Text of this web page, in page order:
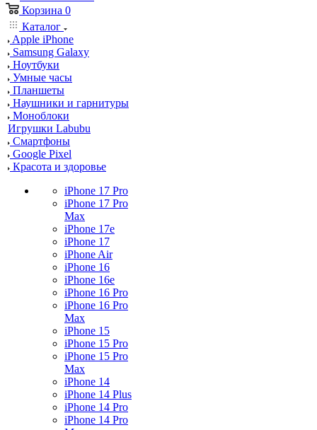
Корзина 0
Каталог
Apple iPhone
Samsung Galaxy
Ноутбуки
Умные часы
Планшеты
Наушники и гарнитуры
Моноблоки
Игрушки Labubu
Смартфоны
Google Pixel
Красота и здоровье
iPhone 17 Pro
iPhone 17 Pro
Max
iPhone 17e
iPhone 17
iPhone Air
iPhone 16
iPhone 16e
iPhone 16 Pro
iPhone 16 Pro
Max
iPhone 15
iPhone 15 Pro
iPhone 15 Pro
Max
iPhone 14
iPhone 14 Plus
iPhone 14 Pro
iPhone 14 Pro